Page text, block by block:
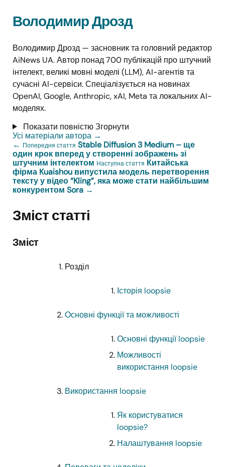
Володимир Дрозд
Володимир Дрозд — засновник та головний редактор
AiNews UA. Автор понад 700 публікацій про штучний
інтелект, великі мовні моделі (LLM), AI-агентів та
сучасні AI-сервіси. Спеціалізується на новинах
OpenAI, Google, Anthropic, xAI, Meta та локальних AI-
моделях.
Показати повністюЗгорнути
Усі матеріали автора →
← Попередня стаття Stable Diffusion 3 Medium – ще
один крок вперед у створенні зображень зі
штучним інтелектом Наступна стаття Китайська
фірма Kuaishou випустила модель перетворення
тексту у відео “Kling”, яка може стати найбільшим
конкурентом Sora →
Зміст статті
Зміст
Розділ
Історія loopsie
Основні функції та можливості
Основні функції loopsie
Можливості
використання loopsie
Використання loopsie
Як користуватися
loopsie?
Налаштування loopsie